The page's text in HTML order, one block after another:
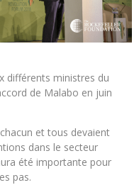
différents ministres du
de Malabo en juin
et tous devaient
dans le secteur
été importante pour
pas.